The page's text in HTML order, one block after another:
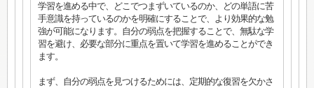
学習を進める中で、どこでつまずいているのか、どの単語に苦
手意識を持っているのかを明確にすることで、より効果的な勉
強が可能になります。自分の弱点を把握することで、無駄な学
習を避け、必要な部分に重点を置いて学習を進めることができ
ます。
まず、自分の弱点を見つけるためには、定期的な復習を欠かさ